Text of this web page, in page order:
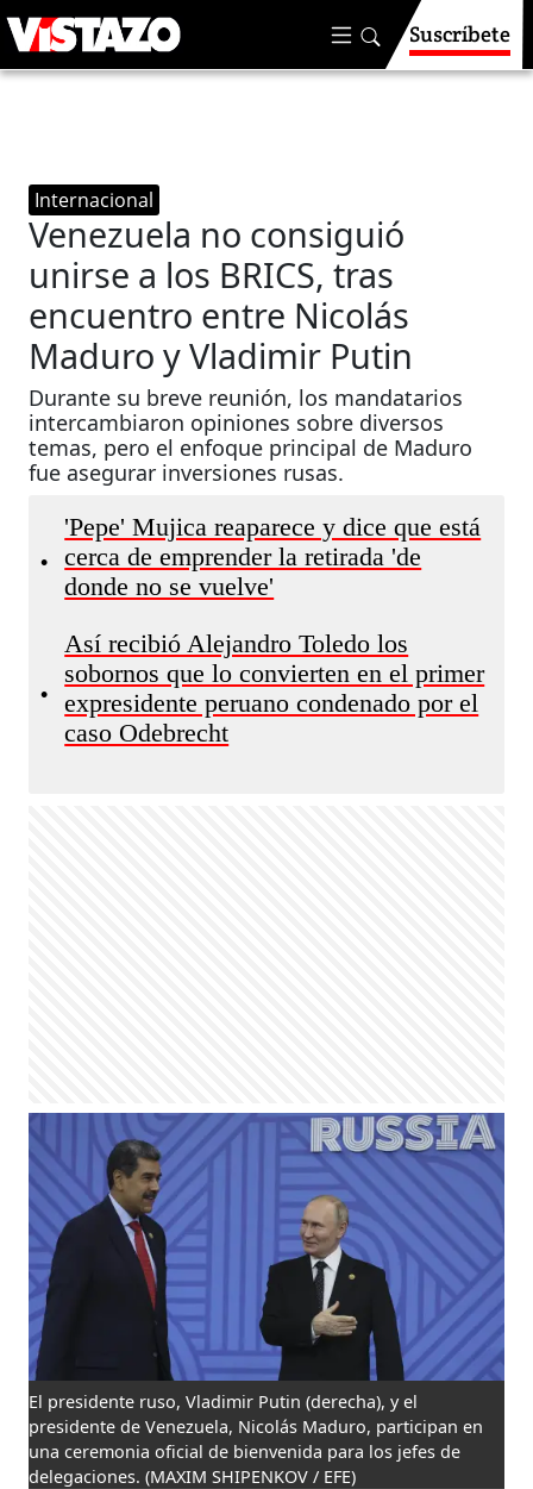
Suscríbete
Internacional
Venezuela no consiguió
unirse a los BRICS, tras
encuentro entre Nicolás
Maduro y Vladimir Putin
Durante su breve reunión, los mandatarios
intercambiaron opiniones sobre diversos
temas, pero el enfoque principal de Maduro
fue asegurar inversiones rusas.
•
'Pepe' Mujica reaparece y dice que está
cerca de emprender la retirada 'de
donde no se vuelve'
•
Así recibió Alejandro Toledo los
sobornos que lo convierten en el primer
expresidente peruano condenado por el
caso Odebrecht
El presidente ruso, Vladimir Putin (derecha), y el
presidente de Venezuela, Nicolás Maduro, participan en
una ceremonia oficial de bienvenida para los jefes de
delegaciones. (MAXIM SHIPENKOV / EFE)